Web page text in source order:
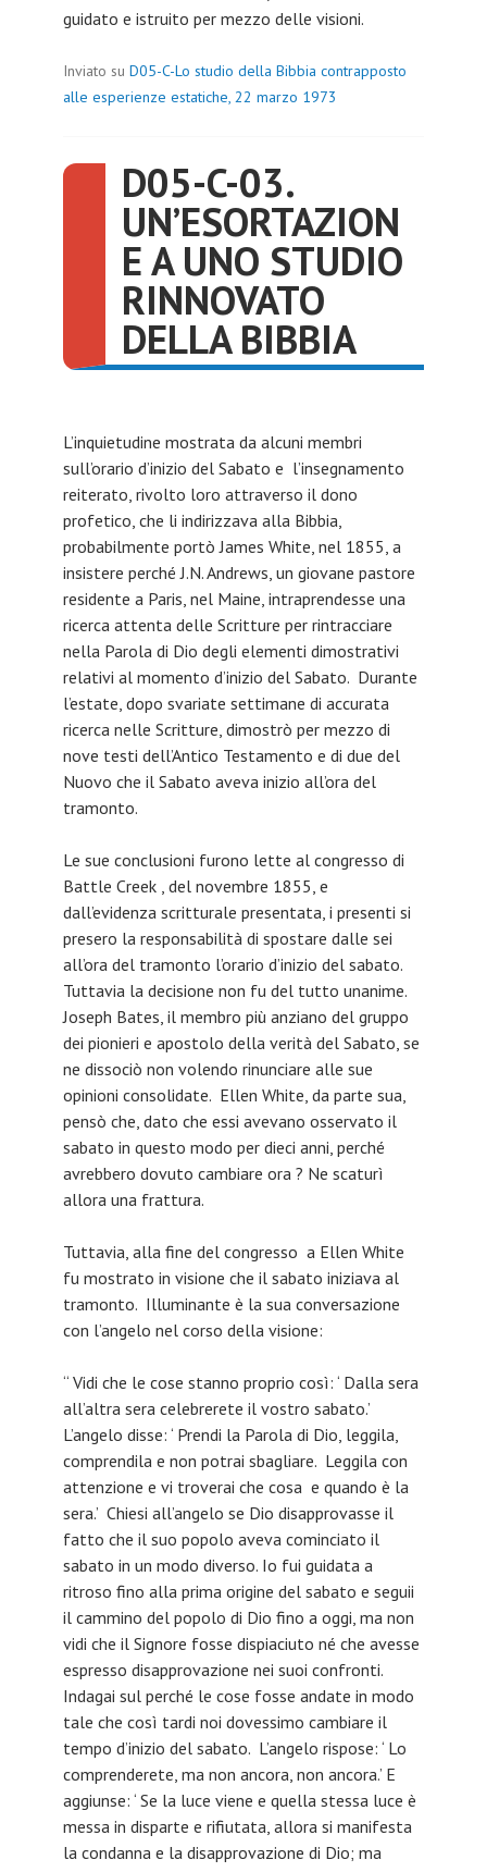
guidato e istruito per mezzo delle visioni.
Inviato su D05-C-Lo studio della Bibbia contrapposto
alle esperienze estatiche, 22 marzo 1973
D05-C-03.
UN’ESORTAZION
E A UNO STUDIO
RINNOVATO
DELLA BIBBIA
L’inquietudine mostrata da alcuni membri
sull’orario d’inizio del Sabato e l’insegnamento
reiterato, rivolto loro attraverso il dono
profetico, che li indirizzava alla Bibbia,
probabilmente portò James White, nel 1855, a
insistere perché J.N. Andrews, un giovane pastore
residente a Paris, nel Maine, intraprendesse una
ricerca attenta delle Scritture per rintracciare
nella Parola di Dio degli elementi dimostrativi
relativi al momento d’inizio del Sabato. Durante
l’estate, dopo svariate settimane di accurata
ricerca nelle Scritture, dimostrò per mezzo di
nove testi dell’Antico Testamento e di due del
Nuovo che il Sabato aveva inizio all’ora del
tramonto.
Le sue conclusioni furono lette al congresso di
Battle Creek , del novembre 1855, e
dall’evidenza scritturale presentata, i presenti si
presero la responsabilità di spostare dalle sei
all’ora del tramonto l’orario d’inizio del sabato.
Tuttavia la decisione non fu del tutto unanime.
Joseph Bates, il membro più anziano del gruppo
dei pionieri e apostolo della verità del Sabato, se
ne dissociò non volendo rinunciare alle sue
opinioni consolidate. Ellen White, da parte sua,
pensò che, dato che essi avevano osservato il
sabato in questo modo per dieci anni, perché
avrebbero dovuto cambiare ora ? Ne scaturì
allora una frattura.
Tuttavia, alla fine del congresso a Ellen White
fu mostrato in visione che il sabato iniziava al
tramonto. Illuminante è la sua conversazione
con l’angelo nel corso della visione:
“ Vidi che le cose stanno proprio così: ‘ Dalla sera
all’altra sera celebrerete il vostro sabato.’
L’angelo disse: ‘ Prendi la Parola di Dio, leggila,
comprendila e non potrai sbagliare. Leggila con
attenzione e vi troverai che cosa e quando è la
sera.’ Chiesi all’angelo se Dio disapprovasse il
fatto che il suo popolo aveva cominciato il
sabato in un modo diverso. Io fui guidata a
ritroso fino alla prima origine del sabato e seguii
il cammino del popolo di Dio fino a oggi, ma non
vidi che il Signore fosse dispiaciuto né che avesse
espresso disapprovazione nei suoi confronti.
Indagai sul perché le cose fosse andate in modo
tale che così tardi noi dovessimo cambiare il
tempo d’inizio del sabato. L’angelo rispose: ‘ Lo
comprenderete, ma non ancora, non ancora.’ E
aggiunse: ‘ Se la luce viene e quella stessa luce è
messa in disparte e rifiutata, allora si manifesta
la condanna e la disapprovazione di Dio; ma